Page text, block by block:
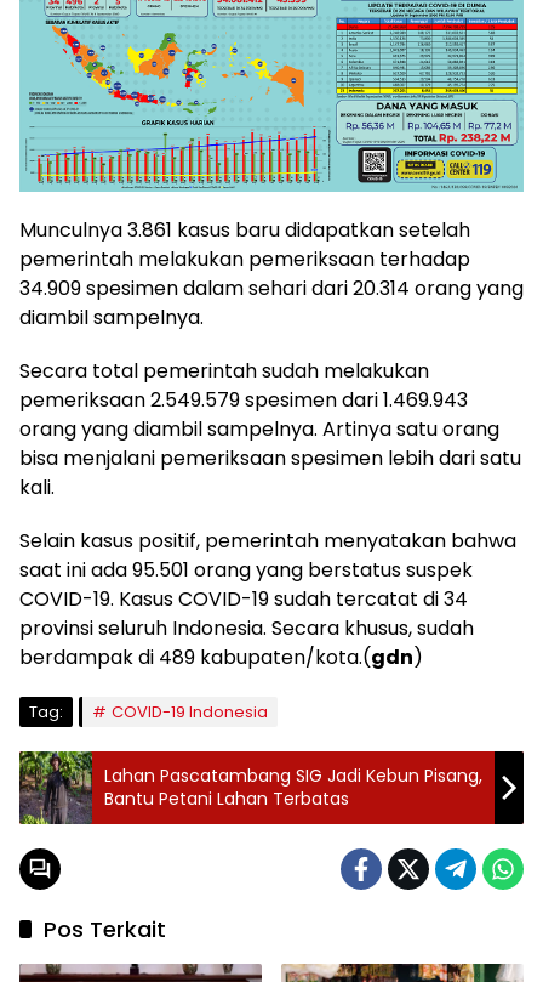
Munculnya 3.861 kasus baru didapatkan setelah
pemerintah melakukan pemeriksaan terhadap
34.909 spesimen dalam sehari dari 20.314 orang yang
diambil sampelnya.
Secara total pemerintah sudah melakukan
pemeriksaan 2.549.579 spesimen dari 1.469.943
orang yang diambil sampelnya. Artinya satu orang
bisa menjalani pemeriksaan spesimen lebih dari satu
kali.
Selain kasus positif, pemerintah menyatakan bahwa
saat ini ada 95.501 orang yang berstatus suspek
COVID-19. Kasus COVID-19 sudah tercatat di 34
provinsi seluruh Indonesia. Secara khusus, sudah
berdampak di 489 kabupaten/kota.(gdn)
Tag: COVID-19 Indonesia
Lahan Pascatambang SIG Jadi Kebun Pisang,
Bantu Petani Lahan Terbatas
Pos Terkait